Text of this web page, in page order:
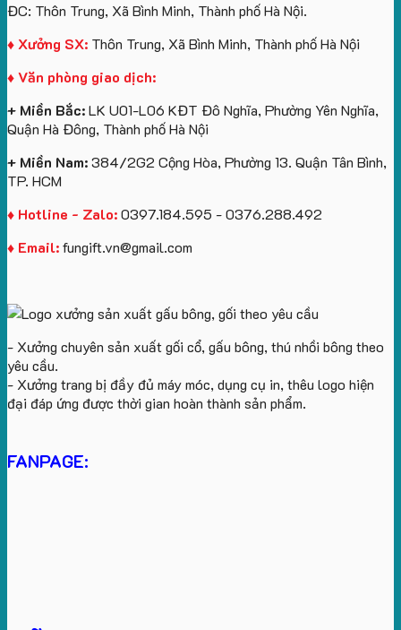
ĐC: Thôn Trung, Xã Bình Minh, Thành phố Hà Nội.
♦ Xưởng SX: Thôn Trung, Xã Bình Minh, Thành phố Hà Nội
♦ Văn phòng giao dịch:
+ Miền Bắc:LK U01-L06 KĐT Đô Nghĩa, Phường Yên Nghĩa,
Quận Hà Đông, Thành phố Hà Nội
+ Miền Nam:384/2G2 Cộng Hòa, Phường 13. Quận Tân Bình,
TP. HCM
♦ Hotline - Zalo:0397.184.595 - 0376.288.492
♦ Email:fungift.vn@gmail.com
- Xưởng chuyên sản xuất gối cổ, gấu bông, thú nhồi bông theo
yêu cầu.
- Xưởng trang bị đầy đủ máy móc, dụng cụ in, thêu logo hiện
đại đáp ứng được thời gian hoàn thành sản phẩm.
FANPAGE: